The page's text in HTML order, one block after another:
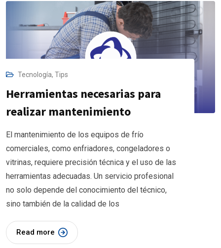
Tecnología, Tips
Herramientas necesarias para
realizar mantenimiento
El mantenimiento de los equipos de frío
comerciales, como enfriadores, congeladores o
vitrinas, requiere precisión técnica y el uso de las
herramientas adecuadas. Un servicio profesional
no solo depende del conocimiento del técnico,
sino también de la calidad de los
Read more